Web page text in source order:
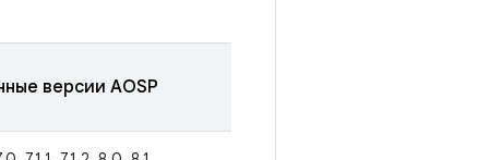
версии AOSP